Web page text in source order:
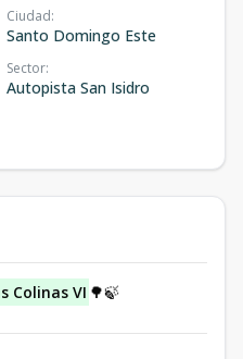
Ciudad:
Santo Domingo Este
Sector:
Autopista San Isidro
Colinas VI 🌳🍃